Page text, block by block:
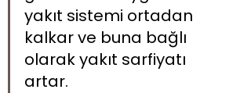
yakıt sistemi ortadan
kalkar ve buna bağlı
olarak yakıt sarfiyatı
artar.